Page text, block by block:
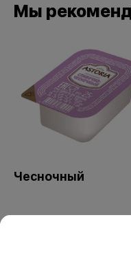
Мы
Чесночный